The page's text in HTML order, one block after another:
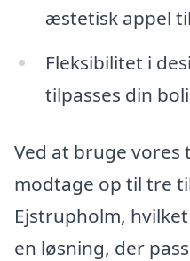
æstetisk appel
Fleksibilitet i
tilpasses din
Ved at bruge vores
modtage op til tre
Ejstrupholm,
en løsning, der